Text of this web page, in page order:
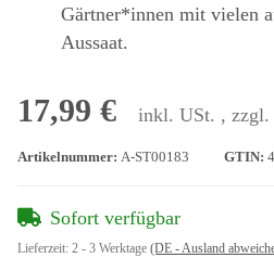
Gärtner*innen mit vielen
Aussaat.
17,99 € inkl. USt. , zzgl.
Artikelnummer: A-ST00183 GTIN:
Sofort verfügbar
Lieferzeit: 2 - 3 Werktage (DE - Ausland